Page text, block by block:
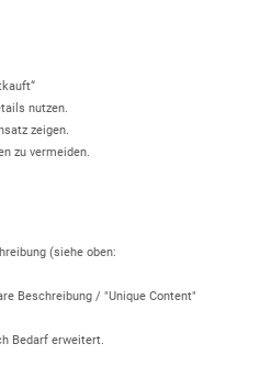
nutzen.
zeigen.
zu vermeiden.
(siehe oben:
Beschreibung / "Unique Content"
Bedarf erweitert.